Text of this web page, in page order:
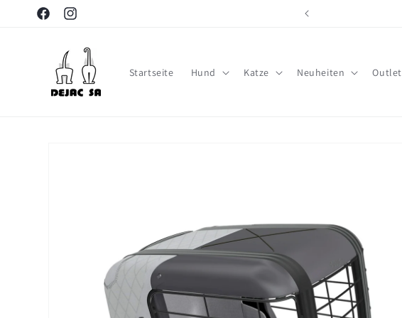
zumFacebookInstagram
Startseite Hund Katze Neuheiten Outlet